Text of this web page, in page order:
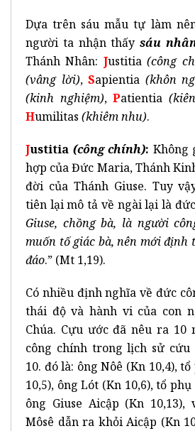
Dựa trên sáu mẫu tự làm
người ta nhận thấysáu
Thánh Nhân: Justitia(công
(vâng lời),Sapientia (khôn
(kinh nghiệm), Patientia
Humilitas (khiêm nhu).
Justitia (công chính): Không
hợp của Đức Maria, Thánh
đời của Thánh Giuse. Tuy
tiên lại mô tả về ngài lại là
Giuse, chồng bà, là người
muốn tố giác bà, nên mới định
đáo.” (Mt 1,19).
Có nhiều định nghĩa về đức
thái độ và hành vi của con
Chúa. Cựu ước đã nêu ra 10
công chính trong lịch sử cứu
10. đó là: ông Nôê (Kn 10,4),
10,5), ông Lót (Kn 10,6), tổ phụ
ông Giuse Aicập (Kn 10,13),
Môsê dẫn ra khỏi Aicập (Kn